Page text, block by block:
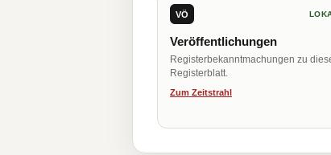
VÖ
Veröffentlichungen
Registerbekanntmachungen zu
Registerblatt.
Zum Zeitstrahl